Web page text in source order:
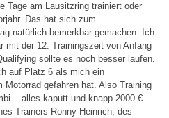
Tage am Lausitzring trainiert oder
Das hat sich zum
natürlich bemerkbar gemachen. Ich
mit der 12. Trainingszeit von Anfang
sollte es noch besser laufen.
auf Platz 6 als mich ein
gefahren hat. Also Training
alles kaputt und knapp 2000 €
Trainers Ronny Heinrich, des